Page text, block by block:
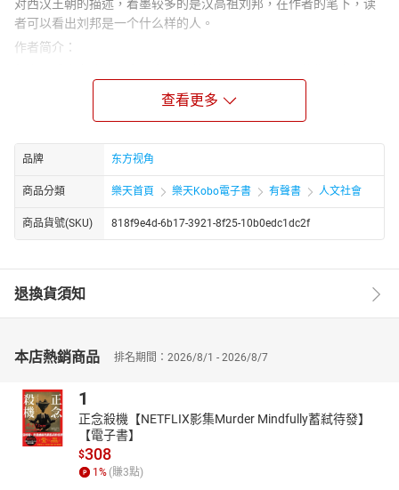
对西汉王朝的描述，着墨较多的是汉高祖刘邦，在作者的笔下，读
者可以看出刘邦是一个什么样的人。
作者简介：
望历史的开创者。他曾任重庆川仪总厂有限公司现货供应处经理，
香港第一传媒集团内地期刊《尚品》杂志主编，现为自由撰稿人及
学术性和通俗性，深受读者喜爱。他的代表作包括《玩火者》、
《地核钥匙》、《历史忒不靠谱儿》系列等。
查看更多
品牌 东方视角
商品分類 樂天首頁 樂天Kobo電子書 有聲書 人文社會
商品貨號(SKU) 818f9e4d-6b17-3921-8f25-10b0edc1dc2f
退換貨須知
本店熱銷商品 排名期間：2026/8/1 - 2026/8/7
1
正念殺機【NETFLIX影集Murder Mindfully蓄弒待發】
【電子書】
$308
1 % (賺3點)